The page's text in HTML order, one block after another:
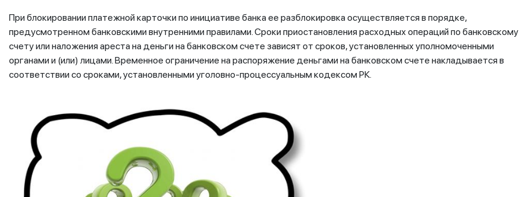
При блокировании платежной карточки по инициативе банка ее разблокировка осуществляется в порядке,
предусмотренном банковскими внутренними правилами. Сроки приостановления расходных операций по банковскому
счету или наложения ареста на деньги на банковском счете зависят от сроков, установленных уполномоченными
органами и (или) лицами. Временное ограничение на распоряжение деньгами на банковском счете накладывается в
соответствии со сроками, установленными уголовно-процессуальным кодексом РК.